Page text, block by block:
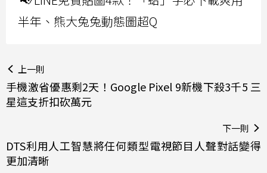
半年、熊大兔兔動態圖超Q
上一則
手機激省優惠剩2天！Google Pixel 9新機下殺3千5 三
星這支折扣砍萬元
下一則
DTS利用人工智慧將任何類型電視節目人聲對話變得
更加清晰